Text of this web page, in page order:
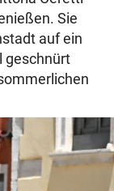
Sie
auf ein
geschnürt